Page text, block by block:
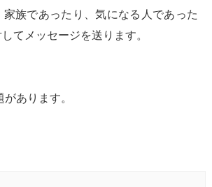
族であったり、気になる人であった
てメッセージを送ります。
あります。